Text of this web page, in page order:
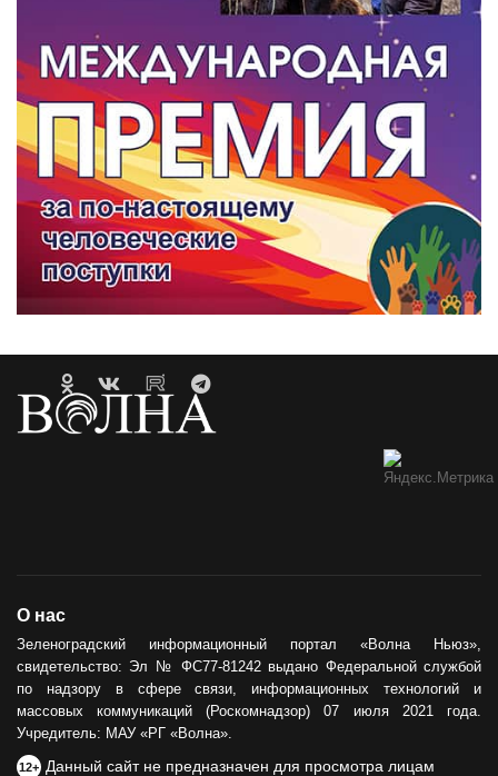
О нас
Зеленоградский информационный портал «Волна Ньюз»,
свидетельство: Эл № ФС77-81242 выдано Федеральной службой
по надзору в сфере связи, информационных технологий и
массовых коммуникаций (Роскомнадзор) 07 июля 2021 года.
Учредитель: МАУ «РГ «Волна».
12+ Данный сайт не предназначен для просмотра лицам